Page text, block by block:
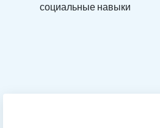
социальные навыки